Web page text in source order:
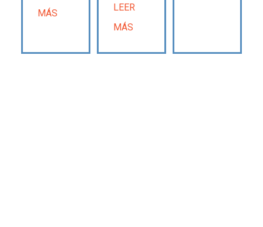
MÁS
LEER
MÁS